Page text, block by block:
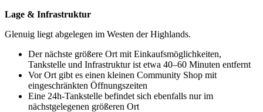
Lage & Infrastruktur
Glenuig liegt abgelegen im Westen der Highlands.
Der nächste größere Ort mit Einkaufsmöglichkeiten,
Tankstelle und Infrastruktur ist etwa 40–60 Minuten entfernt
Vor Ort gibt es einen kleinen Community Shop mit
eingeschränkten Öffnungszeiten
Eine 24h-Tankstelle befindet sich ebenfalls nur im
nächstgelegenen größeren Ort